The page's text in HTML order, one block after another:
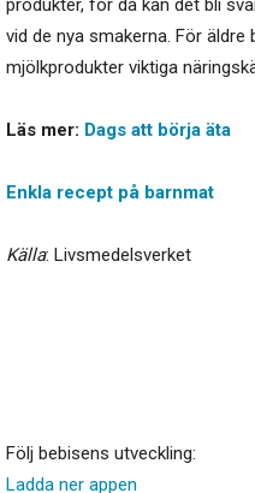
produkter, för då kan det bli
vid de nya smakerna. För äldre
mjölkprodukter viktiga
Läs mer: Dags att börja äta
Enkla recept på barnmat
Källa: Livsmedelsverket
Följ bebisens utveckling:
Ladda ner appen